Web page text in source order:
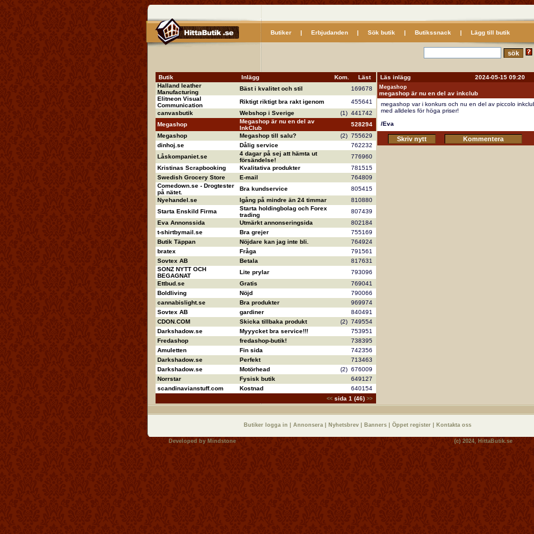
Butiker| Erbjudanden| Sök butik | Butikssnack | Lägg till butik
Butik Inlägg Kom.
Läst
Halland leather
Manufacturing
Bäst i kvalitet och stil
169678
Elitneon Visual
Communication
Riktigt riktigt bra rakt igenom
455641
canvasbutik
Webshop i Sverige (1) 441742
Megashop
Megashop är nu en del av
InkClub
528294
Megashop
Megashop till salu? (2) 755629
dinhoj.se
Dålig service
762232
Låskompaniet.se
4 dagar på sej att hämta ut
försändelse!
776960
Kristinas Scrapbooking
Kvalitativa produkter
781515
Swedish Grocery Store
E-mail
764809
Comedown.se - Drogtester
på nätet.
Bra kundservice
805415
Nyehandel.se
Igång på mindre än 24 timmar
810880
Starta Enskild Firma
Starta holdingbolag och Forex
trading
807439
Eva Annonssida
Utmärkt annonseringsida
802184
t-shirtbymail.se
Bra grejer
755169
Butik Täppan
Nöjdare kan jag inte bli.
764924
bratex
Fråga
791561
Sovtex AB
Betala
817631
SONZ NYTT OCH
BEGAGNAT
Lite prylar
793096
Ettbud.se
Gratis
769041
Boldliving
Nöjd
790066
cannabislight.se
Bra produkter
969974
Sovtex AB
gardiner
840491
CDON.COM
Skicka tillbaka produkt (2) 749554
Darkshadow.se
Myyycket bra service!!!
753951
Fredashop
fredashop-butik!
738395
Amuletten
Fin sida
742356
Darkshadow.se
Perfekt
713463
Darkshadow.se
Motörhead (2) 676009
Norrstar
Fysisk butik
649127
scandinavianstuff.com
Kostnad 640154
<< sida 1 (46) >>
Läs inlägg 2024-05-15 09:20
Megashop
megashop är nu en del av inkclub
megashop var i konkurs och nu en del av piccolo
med alldeles för höga priser!
/Eva
Butiker logga in Annonsera Nyhetsbrev Banners Öppet register Kontakta oss
Developed by Mindstone (c) 2024, HittaButik.se